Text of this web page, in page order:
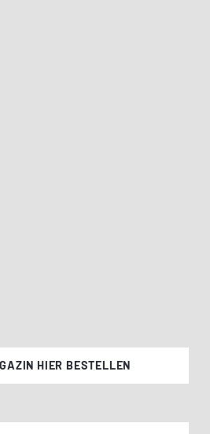
HIER BESTELLEN